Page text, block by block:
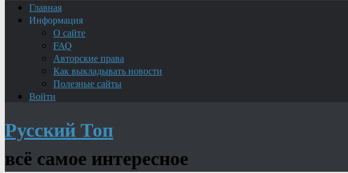
Главная
Информация
О сайте
FAQ
Авторские права
Как выкладывать новости
Полезные сайты
Войти
Русский Топ
всё самое интересное